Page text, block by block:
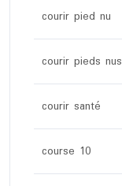
courir pied nu
courir pieds nus
courir santé
course 10